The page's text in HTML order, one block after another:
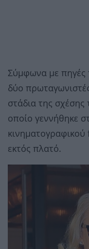
Σύμφωνα με πηγές
δύο
στάδια της σχέσης
οποίο γεννήθηκε
κινηματογραφικού
εκτός πλατό.